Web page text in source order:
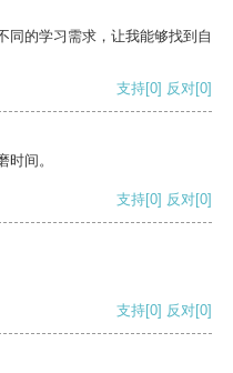
同的学习需求，让我能够找到自
支持[0] 反对[0]
间。
支持[0] 反对[0]
支持[0] 反对[0]